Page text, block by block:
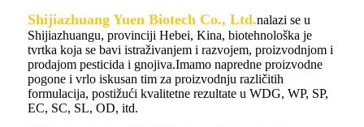
Shijiazhuang Yuen Biotech Co., Ltd.nalazi se u
Shijiazhuangu, provinciji Hebei, Kina, biotehnološka je
tvrtka koja se bavi istraživanjem i razvojem, proizvodnjom i
prodajom pesticida i gnojiva.Imamo napredne proizvodne
pogone i vrlo iskusan tim za proizvodnju različitih
formulacija, postižući kvalitetne rezultate u WDG, WP, SP,
EC, SC, SL, OD, itd.